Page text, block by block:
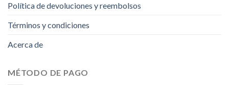
Política de devoluciones y reembolsos
Términos y condiciones
Acerca de
MÉTODO DE PAGO